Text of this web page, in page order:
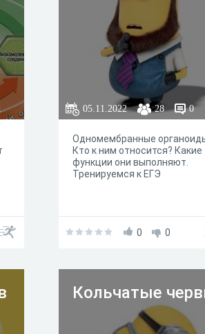
05.11.2022 28 0
Одномембранные
Кто к ним относится? Какие
функции они выполняют.
Тренируемся к ЕГЭ
0 0
Кольчатые